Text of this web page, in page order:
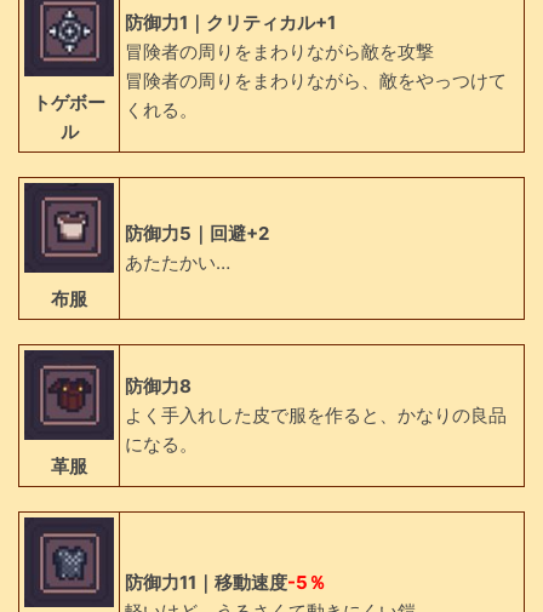
トゲボー
ル
防御力1｜クリティカル+1
冒険者の周りをまわりながら敵を攻撃
冒険者の周りをまわりながら、敵をやっつけて
くれる。
布服
防御力5｜回避+2
あたたかい…
革服
防御力8
よく手入れした皮で服を作ると、かなりの良品
になる。
防御力11｜移動速度-5％